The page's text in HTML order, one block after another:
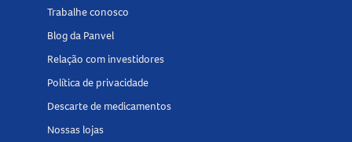
Trabalhe conosco
Blog da Panvel
Relação com investidores
Política de privacidade
Descarte de medicamentos
Nossas lojas